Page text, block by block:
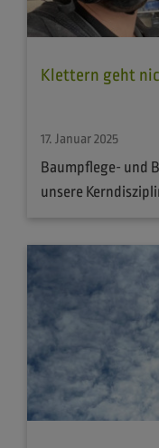
Klettern geht
17. Januar 2025
Baumpflege- und
unsere